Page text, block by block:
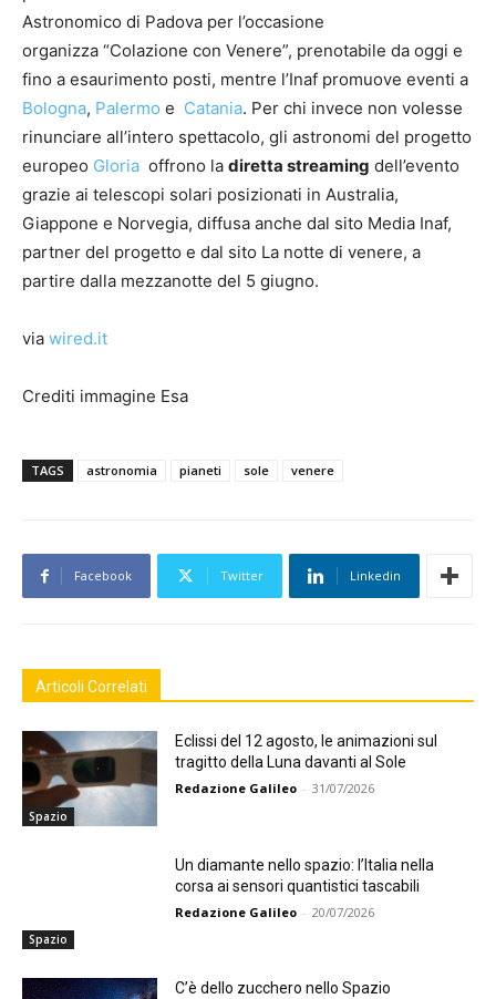
Astronomico di Padova per l’occasione
organizza “Colazione con Venere”, prenotabile da oggi e
fino a esaurimento posti, mentre l’Inaf promuove eventi a
Bologna, Palermo e Catania. Per chi invece non volesse
rinunciare all’intero spettacolo, gli astronomi del progetto
europeo Gloria offrono la diretta streaming dell’evento
grazie ai telescopi solari posizionati in Australia,
Giappone e Norvegia, diffusa anche dal sito Media Inaf,
partner del progetto e dal sito La notte di venere, a
partire dalla mezzanotte del 5 giugno.
via wired.it
Crediti immagine Esa
TAGS astronomia pianeti sole venere
Facebook Twitter Linkedin
Articoli Correlati
Spazio
Eclissi del 12 agosto, le animazioni sul
tragitto della Luna davanti al Sole
Redazione Galileo - 31/07/2026
Spazio
Un diamante nello spazio: l’Italia nella
corsa ai sensori quantistici tascabili
Redazione Galileo - 20/07/2026
C’è dello zucchero nello Spazio